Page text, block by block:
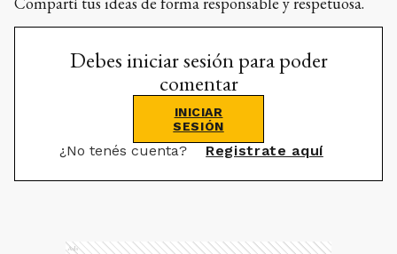
Debes iniciar sesión para poder
comentar
INICIAR
SESIÓN
¿No tenés cuenta? Registrate aquí
Ads